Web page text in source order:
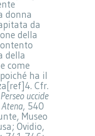
donna
da
della
della
come
ha il
Cfr.
Perseo uccide
, 540
Museo
Ovidio,